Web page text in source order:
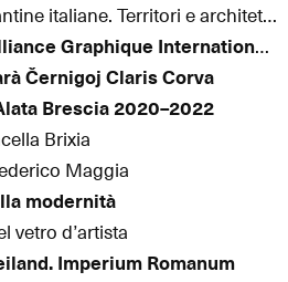
Nuove cantine italiane. Territori e architetture
Italy & Alliance Graphique Internationale
Černigoj Claris Corva
Brescia 2020–2022
Brixia
Maggia
modernità
vetro d’artista
Imperium Romanum